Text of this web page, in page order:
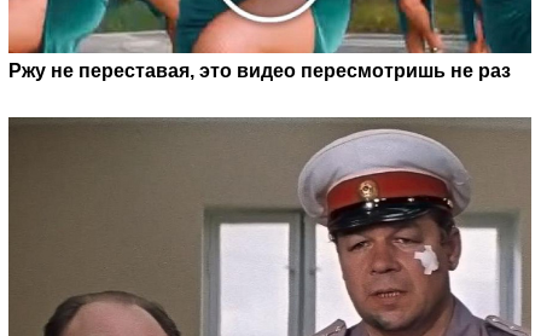
Ржу не переставая, это видео пересмотришь не раз